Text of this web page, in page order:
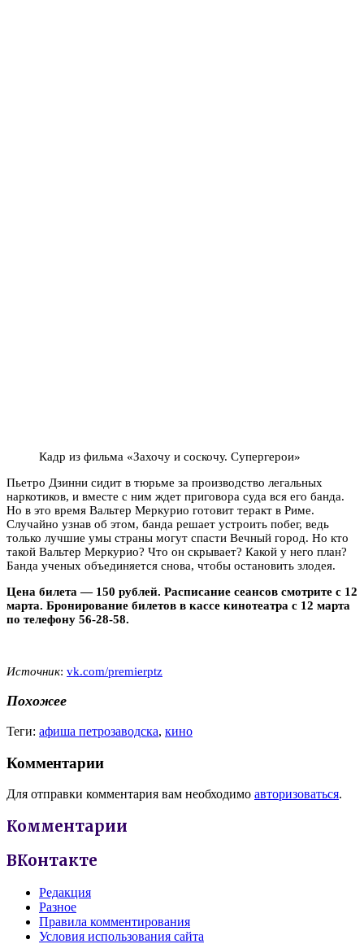
Кадр из фильма «Захочу и соскочу. Супергерои»
Пьетро Дзинни сидит в тюрьме за производство легальных
наркотиков, и вместе с ним ждет приговора суда вся его банда.
Но в это время Вальтер Меркурио готовит теракт в Риме.
Случайно узнав об этом, банда решает устроить побег, ведь
только лучшие умы страны могут спасти Вечный город. Но кто
такой Вальтер Меркурио? Что он скрывает? Какой у него план?
Банда ученых объединяется снова, чтобы остановить злодея.
Цена билета — 150 рублей. Расписание сеансов смотрите с 12
марта. Бронирование билетов в кассе кинотеатра с 12 марта
по телефону 56-28-58.
Источник: vk.com/premierptz
Похожее
Теги: афиша петрозаводска, кино
Комментарии
Для отправки комментария вам необходимо авторизоваться.
Комментарии
ВКонтакте
Редакция
Разное
Правила комментирования
Условия использования сайта